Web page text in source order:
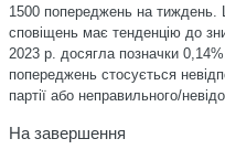
1500 попереджень на тиждень.
сповіщень має тенденцію до
2023 р. досягла позначки
попереджень стосується
партії або неправильного/
На завершення